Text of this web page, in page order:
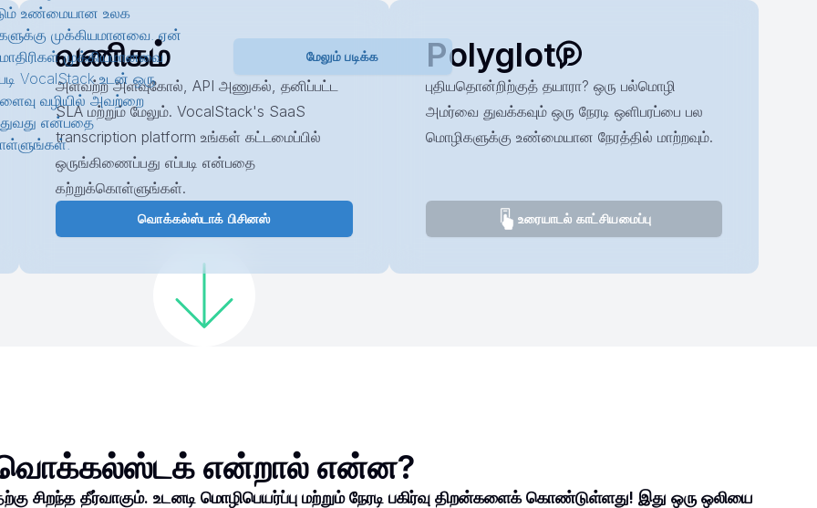
உண்மையான உலக
முக்கியமானவை. ஏன்
முக்கியமானவை
VocalStack உடன் ஒரு
வழியில் அவற்றை
என்பதை
மேலும் படிக்க
வணிகம்
அளவற்ற அளவுகோல், API அணுகல், தனிப்பட்ட
SLA மற்றும் மேலும். VocalStack's SaaS
transcription platform உங்கள் கட்டமைப்பில்
ஒருங்கிணைப்பது எப்படி என்பதை
கற்றுக்கொள்ளுங்கள்.
வொக்கல்ஸ்டாக் பிசினஸ்
Polyglot
புதியதொன்றிற்குத் தயாரா? ஒரு பல்மொழி
அமர்வை துவக்கவும் ஒரு நேரடி ஒளிபரப்பை பல
மொழிகளுக்கு உண்மையான நேரத்தில் மாற்றவும்.
உரையாடல் காட்சியமைப்பு
என்றால் என்ன?
சிறந்த தீர்வாகும். உடனடி மொழிபெயர்ப்பு மற்றும் நேரடி பகிர்வு திறன்களைக் கொண்டுள்ளது! இது ஒரு ஒலியை